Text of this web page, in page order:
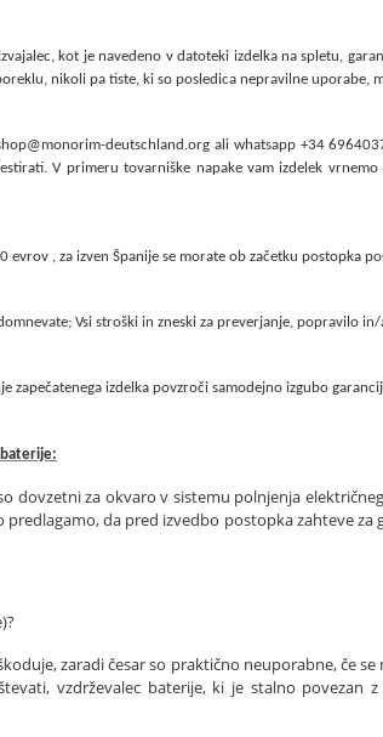
kot je navedeno v datoteki izdelka na spletu,
nikoli pa tiste, ki so posledica nepravilne
deutschland.org ali whatsapp +34
V primeru tovarniške napake vam izdelek
evrov , za izven Španije se morate ob začetku postopka
Vsi stroški in zneski za preverjanje, popravilo
zapečatenega izdelka povzroči samodejno izgubo
dovzetni za okvaro v sistemu polnjenja
da pred izvedbo postopka zahteve za
zaradi česar so praktično neuporabne, če
vzdrževalec baterije, ki je stalno povezan